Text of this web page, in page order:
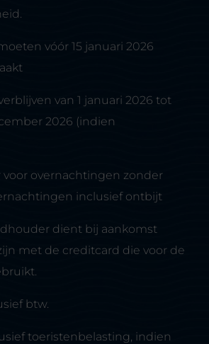
vóór 15 januari 2026
van 1 januari 2026 tot
2026 (indien
voor overnachtingen zonder
inclusief ontbijt
dient bij aankomst
met de creditcard die voor de
btw.
toeristenbelasting, indien